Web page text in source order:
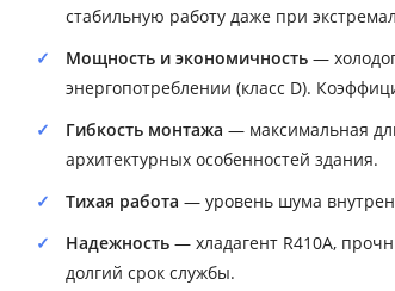
стабильную работу даже при
Мощность и экономичность —
энергопотреблении (класс D).
Гибкость монтажа — максимальная
архитектурных особенностей здания.
Тихая работа — уровень шума
Надежность — хладагент R410A,
долгий срок службы.